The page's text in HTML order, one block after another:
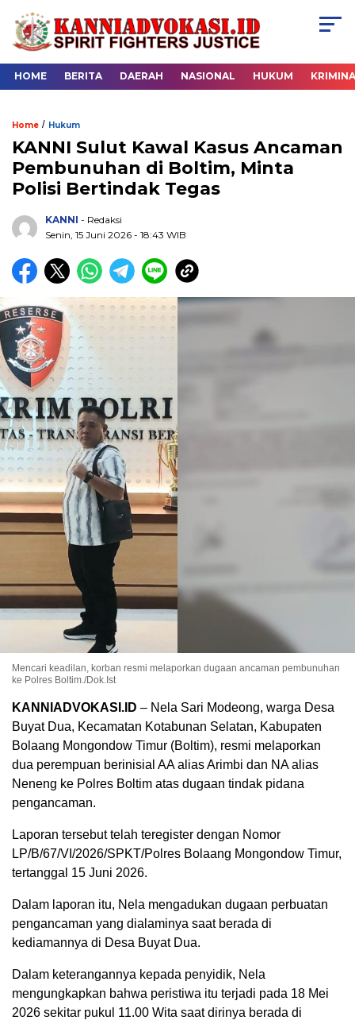
HOME BERITA DAERAH NASIONAL HUKUM
Home / Hukum
KANNI Sulut Kawal Kasus Ancaman
Pembunuhan di Boltim, Minta
Polisi Bertindak Tegas
KANNI - Redaksi
Senin, 15 Juni 2026 - 18:43 WIB
Mencari keadilan, korban resmi melaporkan dugaan ancaman pembunuhan
ke Polres Boltim./Dok.Ist
KANNIADVOKASI.ID – Nela Sari Modeong, warga Desa
Buyat Dua, Kecamatan Kotabunan Selatan, Kabupaten
Bolaang Mongondow Timur (Boltim), resmi melaporkan
dua perempuan berinisial AA alias Arimbi dan NA alias
Neneng ke Polres Boltim atas dugaan tindak pidana
pengancaman.
Laporan tersebut telah teregister dengan Nomor
LP/B/67/VI/2026/SPKT/Polres Bolaang Mongondow Timur,
tertanggal 15 Juni 2026.
Dalam laporan itu, Nela mengadukan dugaan perbuatan
pengancaman yang dialaminya saat berada di
kediamannya di Desa Buyat Dua.
Dalam keterangannya kepada penyidik, Nela
mengungkapkan bahwa peristiwa itu terjadi pada 18 Mei
2026 sekitar pukul 11.00 Wita saat dirinya berada di